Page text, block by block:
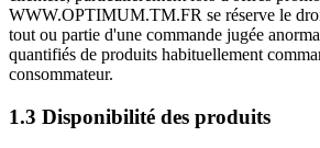
WWW.OPTIMUM.TM.FR se réserve le
tout ou partie d'une commande jugée
quantifiés de produits habituellement
consommateur.
1.3 Disponibilité des produits